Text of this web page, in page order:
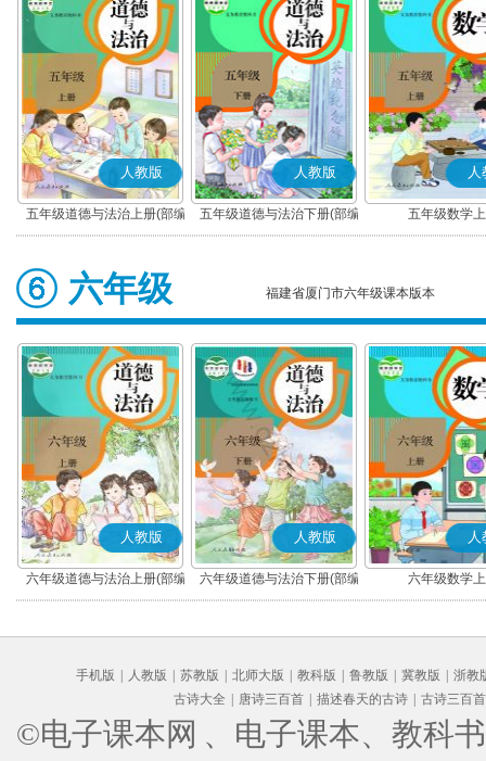
人教版
五年级道德与法治上册(部编
版)
人教版
五年级道德与法治下册(部编
版)
人
五年级数学
六年级 福建省厦门市六年级课本版本
人教版
六年级道德与法治上册(部编
版)
人教版
六年级道德与法治下册(部编
版)
人
六年级数学
手机版 人教版 苏教版 北师大版 教科版 鲁教版 冀教版
浙教
古诗大全
唐诗三百首 描述春天的古诗 古诗三百首
©电子课本网 、电子课本、教科